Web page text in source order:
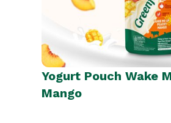
Yogurt Pouch Wake
Mango